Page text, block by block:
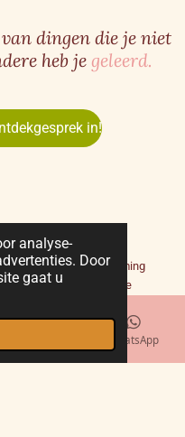
analyse-
Door
gaat u
dingen die je niet
heb je geleerd.
in!
laatsteprivacy
nadrukkelijke toestemming
van de diensten ook de
kun je hier
inspireert.
WhatsApp